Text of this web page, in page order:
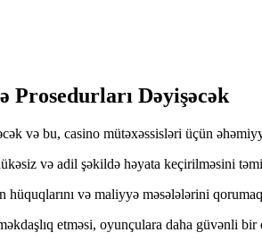
Prosedurları Dəyişəcək
və bu, casino mütəxəssisləri üçün
və adil şəkildə həyata keçirilməsini
hüquqlarını və maliyyə məsələlərini
etməsi, oyunçulara daha güvənli